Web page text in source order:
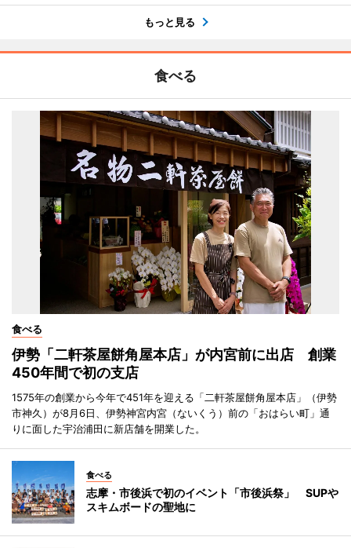
もっと見る
食べる
食べる
伊勢「二軒茶屋餅角屋本店」が内宮前に出店 創業
450年間で初の支店
1575年の創業から今年で451年を迎える「二軒茶屋餅角屋本店」（伊勢
市神久）が8月6日、伊勢神宮内宮（ないくう）前の「おはらい町」通
りに面した宇治浦田に新店舗を開業した。
食べる
志摩・市後浜で初のイベント「市後浜祭」 SUPや
スキムボードの聖地に